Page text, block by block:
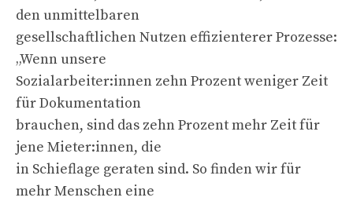
den unmittelbaren
gesellschaftlichen Nutzen effizienterer Prozesse:
„Wenn unsere
Sozialarbeiter:innen zehn Prozent weniger Zeit
für Dokumentation
brauchen, sind das zehn Prozent mehr Zeit für
jene Mieter:innen, die
in Schieflage geraten sind. So finden wir für
mehr Menschen eine